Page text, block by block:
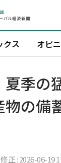
クス オピ
季の
の備
修正 : 2026-06-19